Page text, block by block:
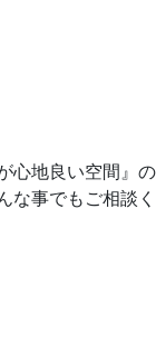
心地良い空間』の
な事でもご相談く